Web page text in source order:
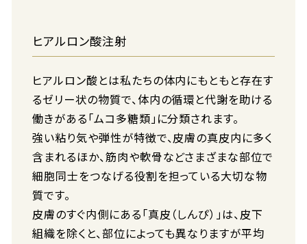
ヒアルロン酸注射
ヒアルロン酸とは私たちの体内にもともと存在す
るゼリー状の物質で、体内の循環と代謝を助ける
働きがある「ムコ多糖類」に分類されます。
強い粘り気や弾性が特徴で、皮膚の真皮内に多く
含まれるほか、筋肉や軟骨などさまざまな部位で
細胞同士をつなげる役割を担っている大切な物
質です。
皮膚のすぐ内側にある「真皮（しんぴ）」は、皮下
組織を除くと、部位によっても異なりますが平均